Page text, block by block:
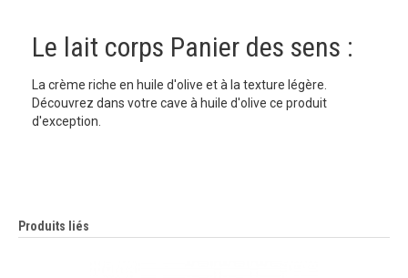
Le lait corps Panier des sens :
La crème riche en huile d'olive et à la texture légère.
Découvrez dans votre cave à huile d'olive ce produit
d'exception.
Produits liés